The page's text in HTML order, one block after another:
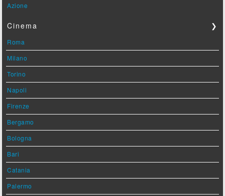
Azione
Cinema ❯
Roma
Milano
Torino
Napoli
Firenze
Bergamo
Bologna
Bari
Catania
Palermo